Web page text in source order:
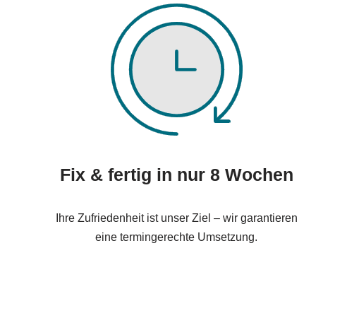
Fix & fertig in nur 8 Wochen
Ihre Zufriedenheit ist unser Ziel – wir garantieren
eine termingerechte Umsetzung.